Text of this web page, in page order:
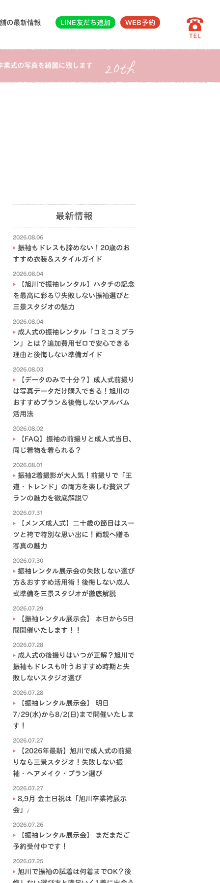
の最新情報 LINE友だち追加 WEB予約
業式の写真を綺麗に残します
最新情報
2026.08.06
振袖もドレスも諦めない！20歳のお
すすめ衣装＆スタイルガイド
2026.08.04
【旭川で振袖レンタル】ハタチの記念
を最高に彩る♡失敗しない振袖選びと
三景スタジオの魅力
2026.08.04
成人式の振袖レンタル「コミコミプラ
ン」とは？追加費用ゼロで安心できる
理由と後悔しない準備ガイド
2026.08.03
【データのみで十分？】成人式前撮り
は写真データだけ購入できる！旭川の
おすすめプラン＆後悔しないアルバム
活用法
2026.08.02
【FAQ】振袖の前撮りと成人式当日、
同じ着物を着られる？
2026.08.01
振袖2着撮影が大人気！前撮りで「王
道・トレンド」の両方を楽しむ贅沢プ
ランの魅力を徹底解説♡
2026.07.31
【メンズ成人式】二十歳の節目はスー
ツと袴で特別な思い出に！両親へ贈る
写真の魅力
2026.07.30
振袖レンタル展示会の失敗しない選び
方＆おすすめ活用術！後悔しない成人
式準備を三景スタジオが徹底解説
2026.07.29
【振袖レンタル展示会】 本日から5日
間開催いたします！！
2026.07.28
成人式の後撮りはいつが正解？旭川で
振袖もドレスも叶うおすすめ時期と失
敗しないスタジオ選び
2026.07.28
【振袖レンタル展示会】 明日
7/29(水)から8/2(日)まで開催いたしま
す！
2026.07.27
【2026年最新】旭川で成人式の前撮
りなら三景スタジオ！失敗しない振
袖・ヘアメイク・プラン選び
2026.07.27
8,9月 金土日祝は「旭川卒業袴展示
会」♩
2026.07.26
【振袖レンタル展示会】 まだまだご
予約受付中です！
2026.07.25
旭川で振袖の試着は何着までOK？後